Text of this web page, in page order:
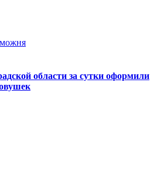
области за сутки оформили